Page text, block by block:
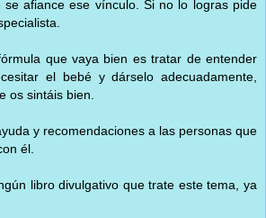
se afiance ese vínculo. Si no lo logras pide
que vaya bien es tratar de entender
el bebé y dárselo adecuadamente,
os sintáis bien.
y recomendaciones a las personas que
él.
libro divulgativo que trate este tema, ya